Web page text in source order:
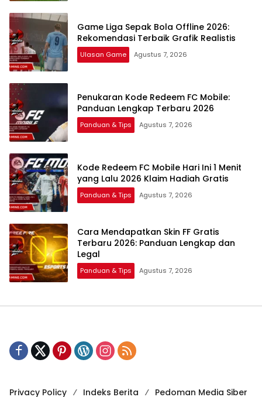
Game Liga Sepak Bola Offline 2026:
Rekomendasi Terbaik Grafik Realistis
Ulasan Game Agustus 7, 2026
Penukaran Kode Redeem FC Mobile:
Panduan Lengkap Terbaru 2026
Panduan & Tips Agustus 7, 2026
Kode Redeem FC Mobile Hari Ini 1 Menit
yang Lalu 2026 Klaim Hadiah Gratis
Panduan & Tips Agustus 7, 2026
Cara Mendapatkan Skin FF Gratis
Terbaru 2026: Panduan Lengkap dan
Legal
Panduan & Tips Agustus 7, 2026
Privacy Policy Indeks Berita Pedoman Media Siber